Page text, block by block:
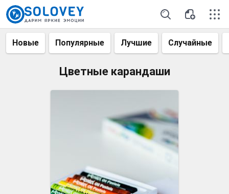
Новые Популярные Лучшие Случайные
Цветные карандаши